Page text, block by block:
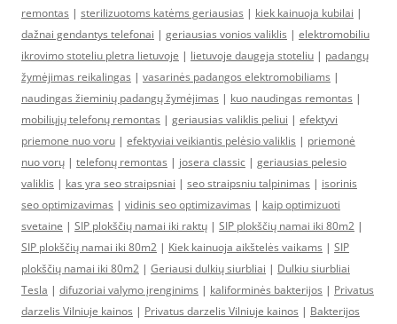
remontas | sterilizuotoms katėms geriausias | kiek kainuoja kubilai |
dažnai gendantys telefonai | geriausias vonios valiklis | elektromobiliu
ikrovimo stoteliu pletra lietuvoje | lietuvoje daugeja stoteliu | padangų
žymėjimas reikalingas | vasarinės padangos elektromobiliams |
naudingas žieminių padangų žymėjimas | kuo naudingas remontas |
mobiliųjų telefonų remontas | geriausias valiklis peliui | efektyvi
priemone nuo voru | efektyviai veikiantis pelėsio valiklis | priemonė
nuo vorų | telefonų remontas | josera classic | geriausias pelesio
valiklis | kas yra seo straipsniai | seo straipsniu talpinimas | isorinis
seo optimizavimas | vidinis seo optimizavimas | kaip optimizuoti
svetaine | SIP plokščių namai iki raktų | SIP plokščių namai iki 80m2 |
SIP plokščių namai iki 80m2 | Kiek kainuoja aikštelės vaikams | SIP
plokščių namai iki 80m2 | Geriausi dulkių siurbliai | Dulkiu siurbliai
Tesla | difuzoriai valymo įrenginims | kaliforminės bakterijos | Privatus
darzelis Vilniuje kainos | Privatus darzelis Vilniuje kainos | Bakterijos